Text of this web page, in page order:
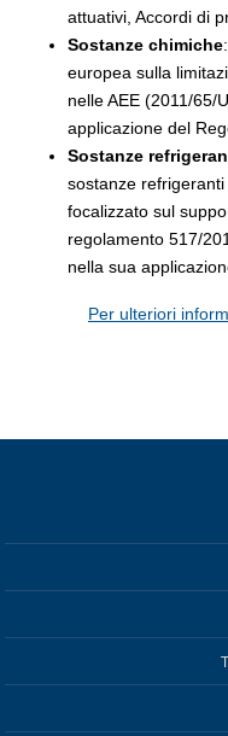
attuativi, Accordi di
Sostanze chimiche
europea sulla
nelle AEE (2011/65/
applicazione del
Sostanze
sostanze
focalizzato sul
regolamento 517/
nella sua
Per ulteriori